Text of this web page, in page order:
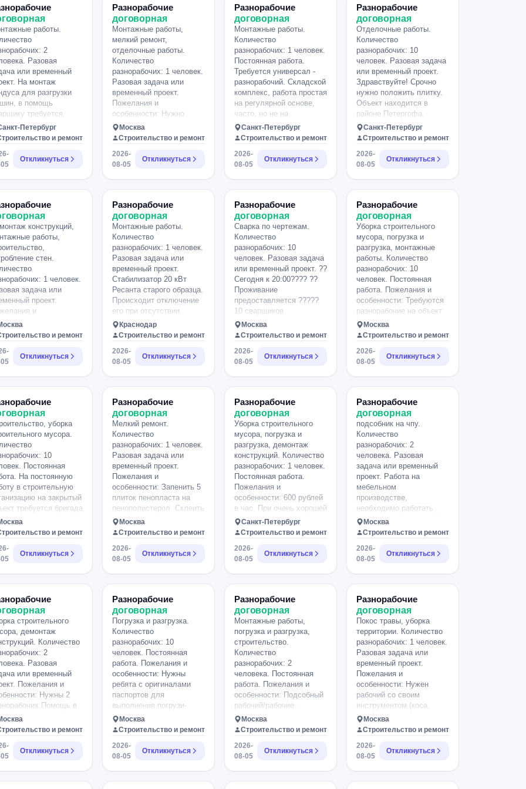
контейнер.
сложного нет,
8 часов + обед.
отдельно.
транспорт со
Москвы.
проверки. 1500? за
проверку. Проверка
проводится в будние дни,
после 17.00! Адрес
проверки: Рязанский
лесопарк.
шпатлевку миксером,
следить за чистой
инструмента и мелкие
доп поручения по
ремонту. Оплата 3 тыс за
день работы. График с 9
до 18ч.
поддержать. помощь
специалистам . График
6/1.
работы.
2
Разовая
или временный
На монтаж
для разгрузки
в помощь
требуется
рабочий, с
работы по резке
(болгаркой).
с 9.00 до 18.00,
день, кроме
и воскресенья.
временный,
Возможно
на
объектах. Оплата:
р., в день.
Петербург
и ремонт
Откликнуться
Разнорабочие
договорная
Монтажные работы,
мелкий ремонт,
отделочные работы.
Количество
разнорабочих: 1 человек.
Разовая задача или
временный проект.
Пожелания и
особенности: Нужно
заделать
образовавшуюся щель
после замены диодной
лампы на потолке.
Потолок из гипсокартона,
можно закрыть аккуратно
или герметиком, или
предложения. Также по
мелочи спрятать провод
на стене и так далее.
Москва
Строительство и ремонт
2026-
08-05
Откликнуться
Разнорабочие
договорная
Монтажные работы.
Количество
разнорабочих: 1 человек.
Постоянная работа.
Требуется универсал -
разнорабочий. Складской
комплекс, работа простая
на регулярной основе,
часто, но не на
постоянке. Открутить ,
срезать болгаркой,
забурить, снова
прикрутить. Покрасить
металлоконструкцию. И
прочее аналогично. Если
транспорта нет, то
обсудим.
Санкт-Петербург
Строительство и ремонт
2026-
08-05
Откликнуться
Разнорабочие
договорная
Отделочные работы.
Количество
разнорабочих: 10
человек. Разовая задача
или временный проект.
Здравствуйте! Срочно
нужно положить плитку.
Объект находится в
районе Петергофа.
Плитка 60*60. Объем
5000 кв.м. Оплата
наличными. Нужно очень
срочно, поэтому нужна
бригада человек 10.
Готовы начать
сотрудничество уже
пишите стоимость и
сроки.
Санкт-Петербург
Строительство и ремонт
2026-
08-05
Откликнуться
конструкций,
работы,
стен.
1 человек.
задача или
проект.
и
проштрабить
по бокам окна и
поверхность
под новый
от стены до
и ремонт
Откликнуться
Разнорабочие
договорная
Монтажные работы.
Количество
разнорабочих: 1 человек.
Разовая задача или
временный проект.
Стабилизатор 20 кВт
Ресанта старого образца.
Происходит отключение
его при отсутствии
электроэнергии и
необходимо
принудительно включать
для обеспечения
электроэнергией дом.
Необходимо доработать ,
чтобы при появлении в
работал.
Краснодар
Строительство и ремонт
2026-
08-05
Откликнуться
Разнорабочие
договорная
Сварка по чертежам.
Количество
разнорабочих: 10
человек. Разовая задача
или временный проект. ??
Сегодня к 20:00???? ??
Проживание
предоставляется ?????
10 сварщиков
аргонщиков Опыт более 3
лет??? ??Работа до 8:00
??8000 ??Работа на
производстве ??
Московская область, г.
Одинцово, ул.
Транспортная 2.
Москва
Строительство и ремонт
2026-
08-05
Откликнуться
Разнорабочие
договорная
Уборка строительного
мусора, погрузка и
разгрузка, монтажные
работы. Количество
разнорабочих: 10
человек. Постоянная
работа. Пожелания и
особенности: Требуются
разнорабочие на объект
Офисные помещения 10
человек Оплата 500 руб/
час С 8:00 до 19:00
Можно на каждый день
Только граждане РФ
Пропускная система.
Москва
Строительство и ремонт
2026-
08-05
Откликнуться
уборка
мусора.
10
Постоянная
На постоянную
в строительную
на закрытый
требуется бригада
10 человек
граждан
Обязательно
о судимости.
службы
до 10 дней.
и ремонт
Откликнуться
Разнорабочие
договорная
Мелкий ремонт.
Количество
разнорабочих: 1 человек.
Разовая задача или
временный проект.
Пожелания и
особенности: Запенить 5
плиток пенопласта на
пенополистерол. Склеить
их. Срезать монтажную
пену и убрать мусор.
Приклеить пластик
вверху помещения. 3
штуки. Нужны просто
прямые руки. Видео
скину в Макс.
Москва
Строительство и ремонт
2026-
08-05
Откликнуться
Разнорабочие
договорная
Уборка строительного
мусора, погрузка и
разгрузка, демонтаж
конструкций. Количество
разнорабочих: 1 человек.
Постоянная работа.
Пожелания и
особенности: 600 рублей
в час. При очень хорошей
работе премия 25%
Квартирный демонтаж,
пыль, мешки с мусором,
Энергичный
положительный товарищ.
Санкт-Петербург
Строительство и ремонт
2026-
08-05
Откликнуться
Разнорабочие
договорная
подсобник на чпу.
Количество
разнорабочих: 2
человека. Разовая
задача или временный
проект. Работа на
мебельном
производстве,
необходимо работать
вторым номером на ЧПУ -
помощь в
перетаскивании листов
ЛДСП, убирать готовые
детали со станка,
поручения по цеху.
Смена 12 часов.
Москва
Строительство и ремонт
2026-
08-05
Откликнуться
строительного
демонтаж
Количество
2
Разовая
или временный
Пожелания и
Нужны 2
в
дома.9 часов
с перерывами
6000 на человека.
в 10-11 утра.
и ремонт
Откликнуться
Разнорабочие
договорная
Погрузка и разгрузка.
Количество
разнорабочих: 10
человек. Постоянная
работа. Пожелания и
особенности: Нужны
ребята с оригиналами
паспортов для
выполнения погрузи-
разгрузочных работ на
складе сдэка. Оплата
ежедневная. 4200 за
смену с 09:00 до 21:00 и
с 21:00 до 09:00.
Москва
Строительство и ремонт
2026-
08-05
Откликнуться
Разнорабочие
договорная
Монтажные работы,
погрузка и разгрузка,
строительство.
Количество
разнорабочих: 2
человека. Постоянная
работа. Пожелания и
особенности: Подсобный
рабочий/рабочие .
Ведутся работы по
монтажу фанкойлов и
пайка труб. Нужна
помощь. По работе
подскажут, покажут.
Москва
Строительство и ремонт
2026-
08-05
Откликнуться
Разнорабочие
договорная
Покос травы, уборка
территории. Количество
разнорабочих: 1 человек.
Разовая задача или
временный проект.
Пожелания и
особенности: Нужен
рабочий со своим
инструментом (коса,
лопата, мотокоса, пр.), за
это доплачу по
договоренности. !На
участке нет
электричества!.
Москва
Строительство и ремонт
2026-
08-05
Откликнуться